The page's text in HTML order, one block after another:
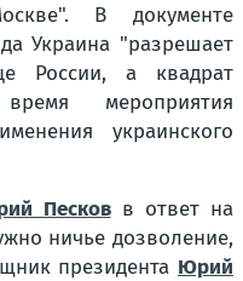
В документе
Украина "разрешает
России, а квадрат
мероприятия
украинского
Песковв ответ на
ничье дозволение,
президента Юрий